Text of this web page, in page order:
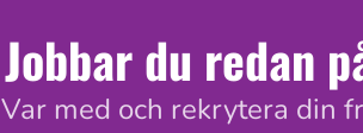
Jobbar du redan
Var med och rekrytera din